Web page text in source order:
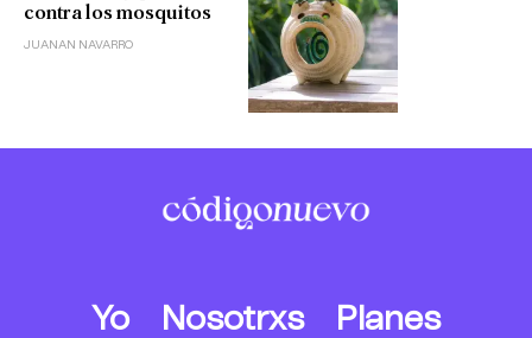
contra los mosquitos
JUANAN NAVARRO
Yo Nosotrxs
Planes